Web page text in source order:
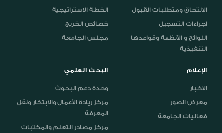
الالتحاق ومتطلبات القبول
اجراءات التسجيل
اللوائح و الأنظمة وقواعدها
التنفيذية
الخطة الاستراتيجية
خصائص الخريج
مجلس الجامعة
الإعلام
الاخبار
معرض الصور
فعاليات الجامعة
البحث العلمي
وحدة دعم البحوث
مركز ريادة الأعمال والابتكار ونقل
المعرفة
مركز مصادر التعلم والمكتبات